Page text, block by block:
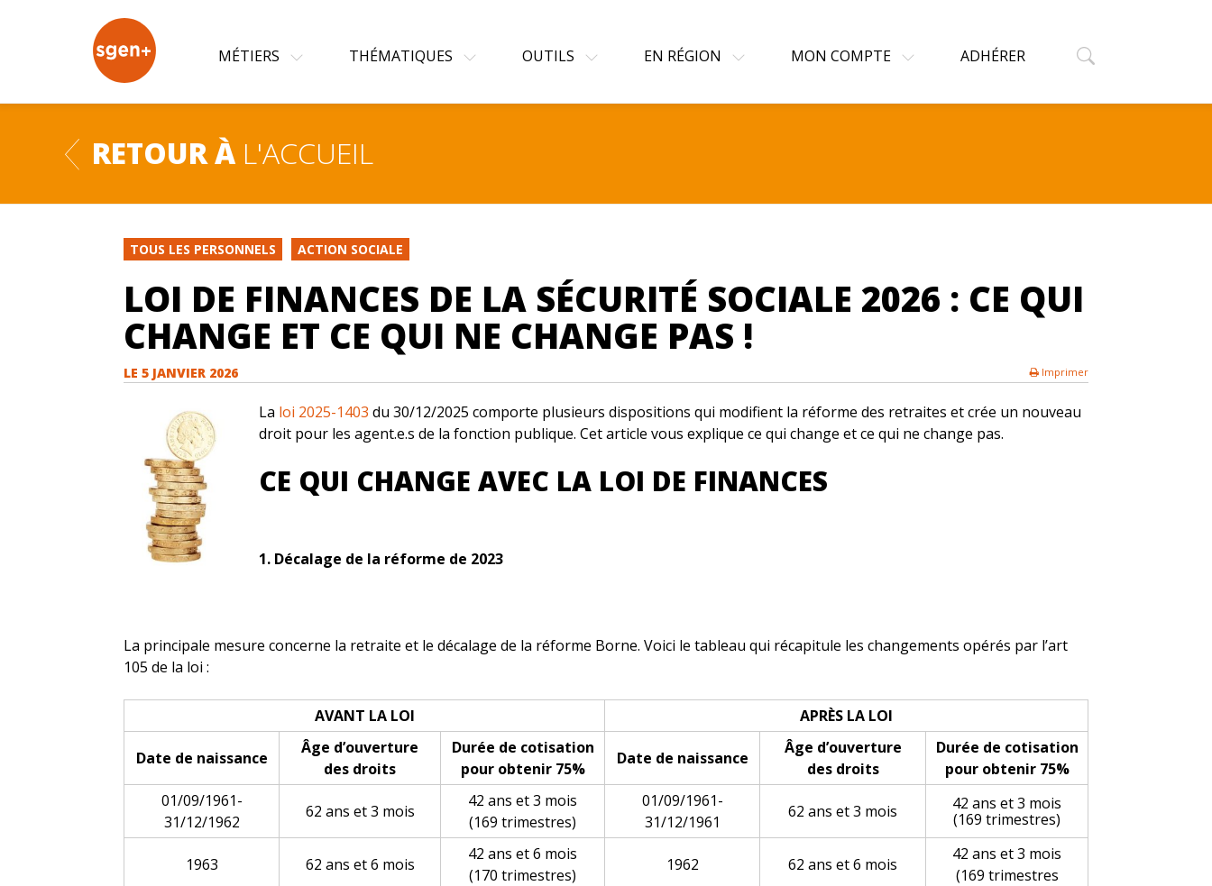
+ MÉTIERS THÉMATIQUES OUTILS EN RÉGION MON COMPTE ADHÉRER
RETOUR À L'ACCUEIL
TOUS LES PERSONNELS ACTION SOCIALE
LOI DE FINANCES DE LA SÉCURITÉ SOCIALE 2026 : CE QUI
CHANGE ET CE QUI NE CHANGE PAS !
LE 5 JANVIER 2026 Imprimer
La loi 2025-1403 du 30/12/2025 comporte plusieurs dispositions qui modifient la réforme des retraites et crée un nouveau
droit pour les agent.e.s de la fonction publique. Cet article vous explique ce qui change et ce qui ne change pas.
CE QUI CHANGE AVEC LA LOI DE FINANCES
1. Décalage de la réforme de 2023
La principale mesure concerne la retraite et le décalage de la réforme Borne. Voici le tableau qui récapitule les changements opérés par l’art
105 de la loi :
AVANT LA LOI APRÈS LA LOI
Date de naissance
Âge d’ouverture
des droits
Durée de cotisation
pour obtenir 75%
Date de naissance
Âge d’ouverture
des droits
Durée de cotisation
pour obtenir 75%
01/09/1961-
31/12/1962
62 ans et 3 mois
42 ans et 3 mois
(169 trimestres)
01/09/1961-
31/12/1961
62 ans et 3 mois
42 ans et 3 mois
(169 trimestres)
1963 62 ans et 6 mois
42 ans et 6 mois
(170 trimestres)
1962 62 ans et 6 mois
42 ans et 3 mois
(169 trimestres